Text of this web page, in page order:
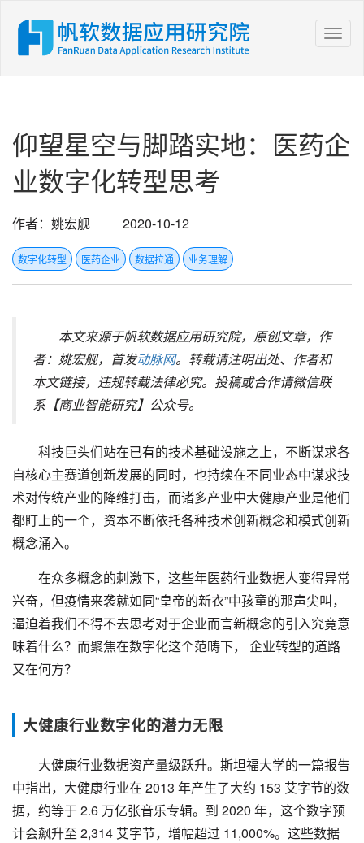
仰望星空与脚踏实地：医药企
业数字化转型思考
作者：姚宏舰 2020-10-12
数字化转型 医药企业 数据拉通 业务理解
本文来源于帆软数据应用研究院，原创文章，作
者：姚宏舰，首发动脉网。转载请注明出处、作者和
本文链接，违规转载法律必究。投稿或合作请微信联
系【商业智能研究】公众号。
科技巨头们站在已有的技术基础设施之上，不断谋求各
自核心主赛道创新发展的同时，也持续在不同业态中谋求技
术对传统产业的降维打击，而诸多产业中大健康产业是他们
都盯上的一个，资本不断依托各种技术创新概念和模式创新
概念涌入。
在众多概念的刺激下，这些年医药行业数据人变得异常
兴奋，但疫情来袭就如同“皇帝的新衣”中孩童的那声尖叫，
逼迫着我们不得不去思考对于企业而言新概念的引入究竟意
味着什么？而聚焦在数字化这个范畴下， 企业转型的道路
又在何方？
大健康行业数字化的潜力无限
大健康行业数据资产量级跃升。斯坦福大学的一篇报告
中指出，大健康行业在 2013 年产生了大约 153 艾字节的数
据，约等于 2.6 万亿张音乐专辑。到 2020 年，这个数字预
计会飙升至 2,314 艾字节，增幅超过 11,000%。这些数据